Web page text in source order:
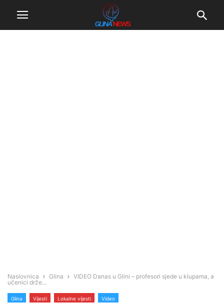
Naslovnica Glina
VIDEO Danas u Glini – profesori sjede u klupama, a
učenici drže...
Glina Vijesti Lokalne vijesti Video